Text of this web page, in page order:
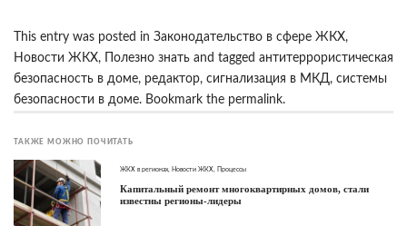
This entry was posted in Законодательство в сфере ЖКХ,
Новости ЖКХ, Полезно знать and tagged антитеррористическая
безопасность в доме, редактор, сигнализация в МКД , системы
безопасности в доме. Bookmark the permalink.
ТАКЖЕ МОЖНО ПОЧИТАТЬ
ЖКХ в регионах Новости ЖКХ Процессы
Капитальный ремонт многоквартирных домов, стали
известны регионы-лидеры